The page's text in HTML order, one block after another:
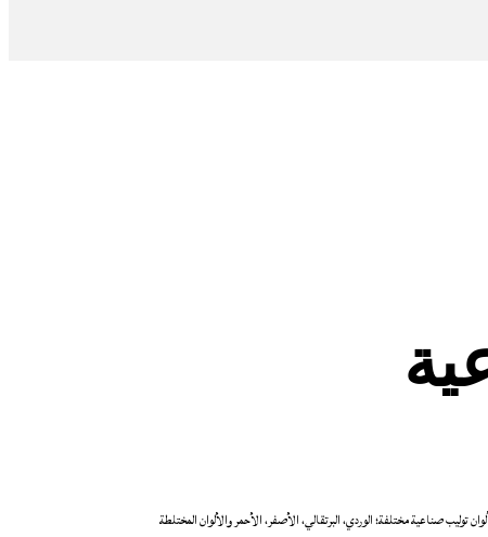
توليب صناعية مختلفة؛ الوردي، البرتقالي، الأصفر، الأحمر والألوان المختلطة